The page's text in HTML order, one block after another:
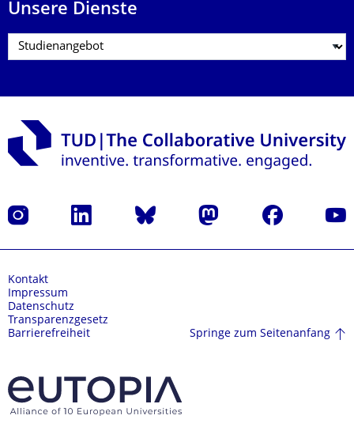
Unsere Dienste
Instagram LinkedIn Bluesky Mastodon Facebook
Kontakt
Impressum
Datenschutz
Transparenzgesetz
Barrierefreiheit
Springe zum Seitenanfang